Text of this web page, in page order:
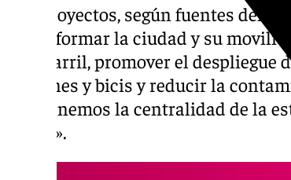
Son proyectos, según fuentes del
«transformar la ciudad y su
ferrocarril, promover el despliegue
peatones y bicis y reducir la
mantenemos la centralidad de la
actual».